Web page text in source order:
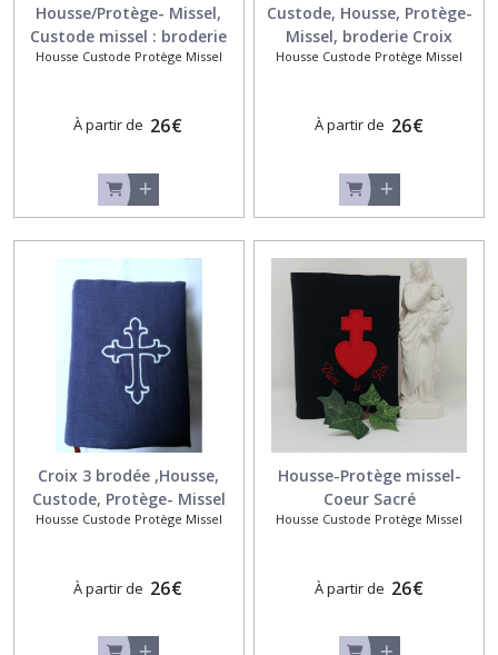
Housse/Protège- Missel,
Custode missel : broderie
'Croix 2'
Housse Custode Protège Missel
À partir de 26€
Custode, Housse, Protège-
Missel, broderie Croix
appliquée
Housse Custode Protège Missel
À partir de 26€
Croix 3 brodée ,Housse,
Custode, Protège- Missel
Housse Custode Protège Missel
À partir de 26€
Housse-Protège missel-
Coeur Sacré
Housse Custode Protège Missel
À partir de 26€